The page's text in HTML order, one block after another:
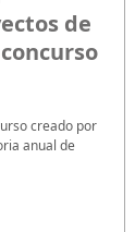
de
creado por
anual de